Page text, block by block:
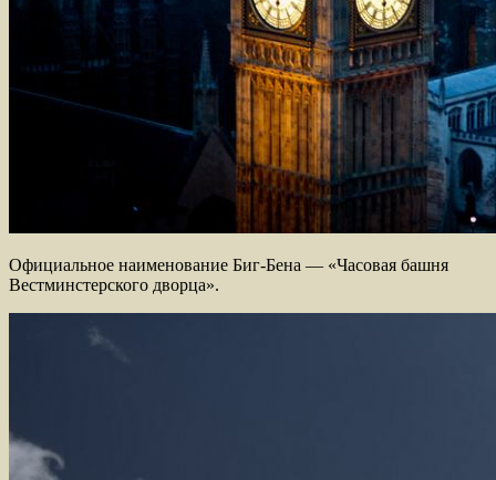
Официальное наименование Биг-Бена — «Часовая башня
Вестминстерского дворца».